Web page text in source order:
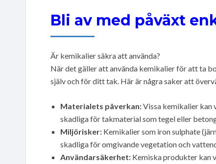
Bli av med påväxt
Är kemikalier säkra att använda?
När det gäller att använda kemikalier för att ta
själv och för ditt tak. Här är några saker att
Materialets påverkan:Vissa kemikalier kan
skadliga för takmaterial som tegel eller
Miljörisker: Kemikalier som iron sulphate
skadliga för omgivande vegetation och
Användarsäkerhet: Kemiska produkter kan